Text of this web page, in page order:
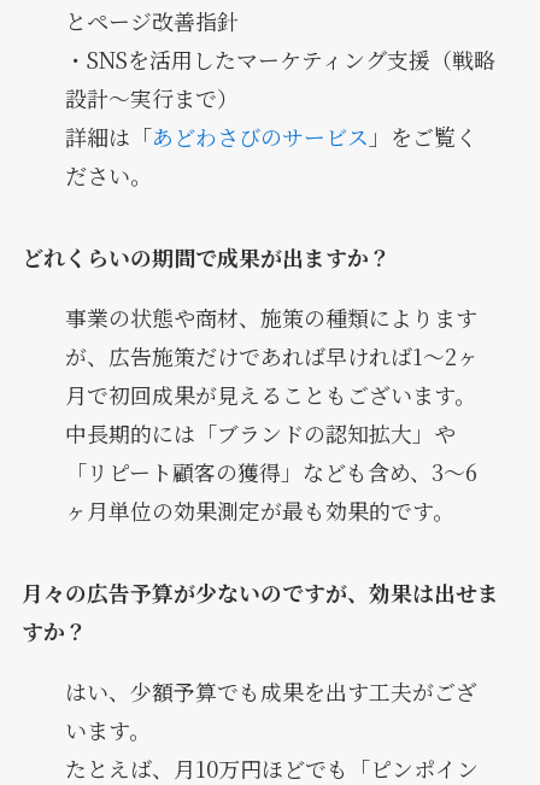
とページ改善指針
・SNSを活用したマーケティング支援（戦略
設計〜実行まで）
詳細は「あどわさびのサービス 」をご覧く
ださい。
どれくらいの期間で成果が出ますか？
事業の状態や商材、施策の種類によります
が、広告施策だけであれば早ければ1〜2ヶ
月で初回成果が見えることもございます。
中長期的には「ブランドの認知拡大」や
「リピート顧客の獲得」なども含め、3〜6
ヶ月単位の効果測定が最も効果的です。
月々の広告予算が少ないのですが、効果は出せま
すか？
はい、少額予算でも成果を出す工夫がござ
います。
たとえば、月10万円ほどでも「ピンポイン